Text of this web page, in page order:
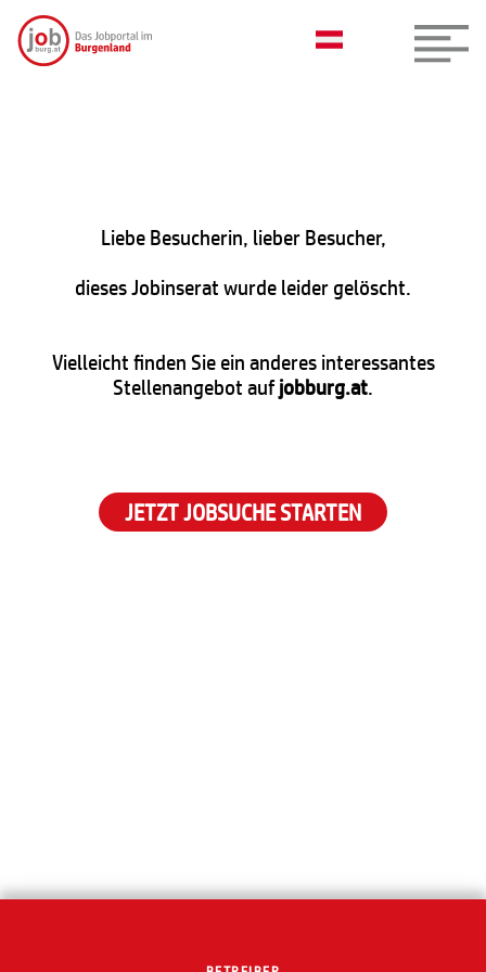
Liebe Besucherin, lieber Besucher,
dieses Jobinserat wurde leider gelöscht.
Vielleicht finden Sie ein anderes interessantes
Stellenangebot aufjobburg.at.
JETZT JOBSUCHE STARTEN